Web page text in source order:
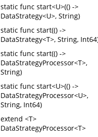
static func start<U>(() ->
DataStrategy<U>, String)
static func start(() ->
DataStrategy<T>, String,
static func start(() ->
DataStrategyProcessor<T>,
String)
static func start<U>(() ->
DataStrategyProcessor<U>,
String, Int64)
extend <T>
DataStrategyProcessor<T>